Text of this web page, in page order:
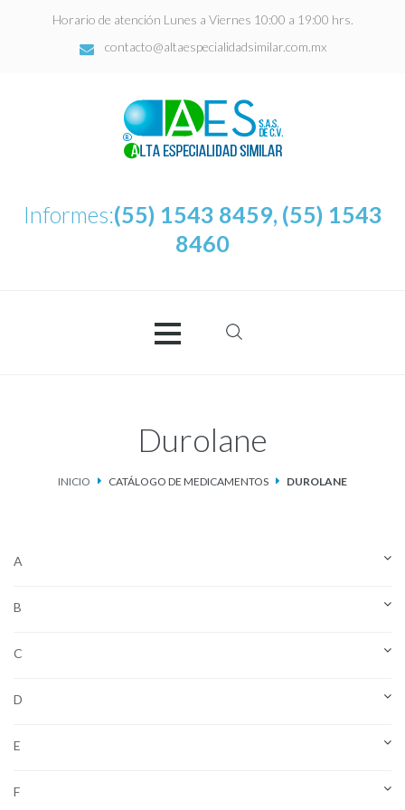
Horario de atención Lunes a Viernes 10:00 a 19:00 hrs.
contacto@altaespecialidadsimilar.com.mx
Informes:(55) 1543 8459, (55) 1543
8460
Catálogo de Medicamentos
Ketosteril®
Durolane
INICIO CATÁLOGO DE MEDICAMENTOS DUROLANE
A
B
C
D
E
F